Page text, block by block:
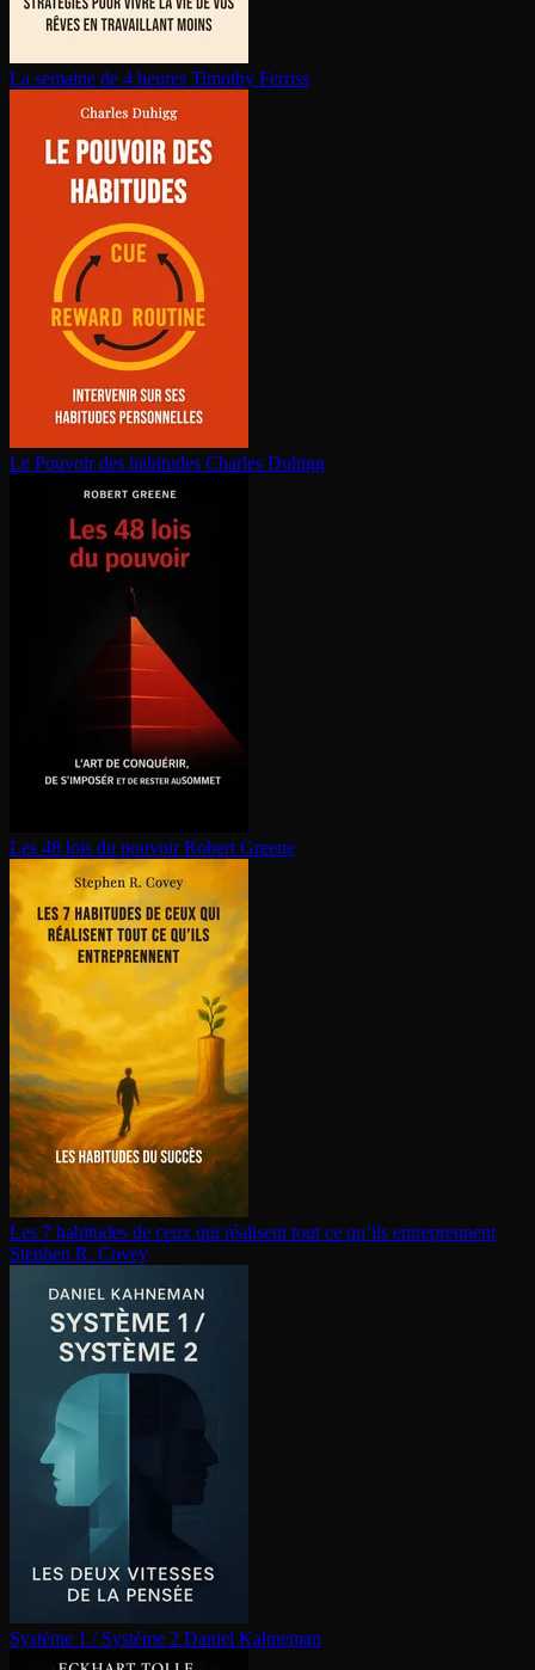
La semaine de 4 heures Timothy Ferriss
Le Pouvoir des habitudes Charles Duhigg
Les 48 lois du pouvoir Robert Greene
Les 7 habitudes de ceux qui réalisent tout ce qu’ils en­tre­prennent
Stephen R. Covey
Système 1 / Système 2 Daniel Kahneman